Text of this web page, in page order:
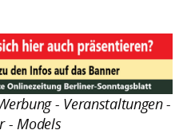
- Veranstaltungen -
- Models